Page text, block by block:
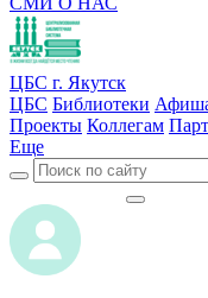
ЦБС г. Якутск
ЦБС Библиотеки
Проекты Коллегам
Еще